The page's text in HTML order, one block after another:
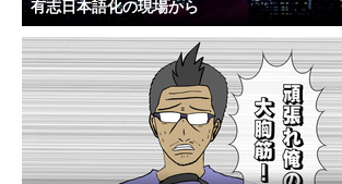
有志日本語化の現場から